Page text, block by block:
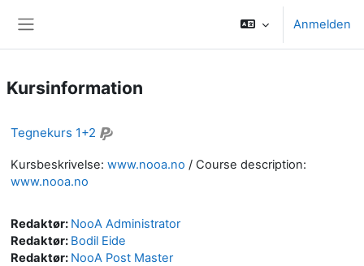
Anmelden
Kursinformation
Tegnekurs 1+2
Kursbeskrivelse: www.nooa.no / Course description:
www.nooa.no
Redaktør: NooA Administrator
Redaktør: Bodil Eide
Redaktør: NooA Post Master